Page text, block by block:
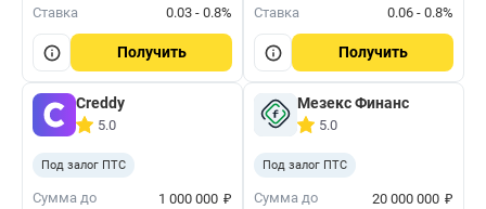
Ставка
0.03 - 0.8%
Получить
Ставка
0.06 - 0.8%
Получить
Creddy
5.0
Под залог ПТС
Сумма до 1 000 000 ₽
Мезекс Финанс
5.0
Под залог ПТС
Сумма до 20 000 000 ₽